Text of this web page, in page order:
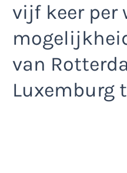
vijf keer per
van
Luxemburg